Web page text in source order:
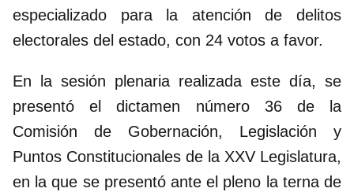
especializado para la atención de delitos
electorales del estado, con 24 votos a favor.
En la sesión plenaria realizada este día, se
presentó el dictamen número 36 de la
Comisión de Gobernación, Legislación y
Puntos Constitucionales de la XXV Legislatura,
en la que se presentó ante el pleno la terna de